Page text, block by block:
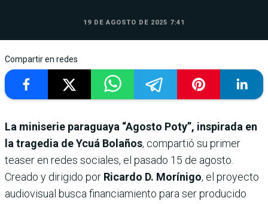
19 DE AGOSTO DE 2025 7:41
Compartir en redes
La miniserie paraguaya “Agosto Poty”, inspirada en
la tragedia de Ycuá Bolaños, compartió su primer
teaser en redes sociales, el pasado 15 de agosto.
Creado y dirigido por Ricardo D. Morínigo, el proyecto
audiovisual busca financiamiento para ser producido